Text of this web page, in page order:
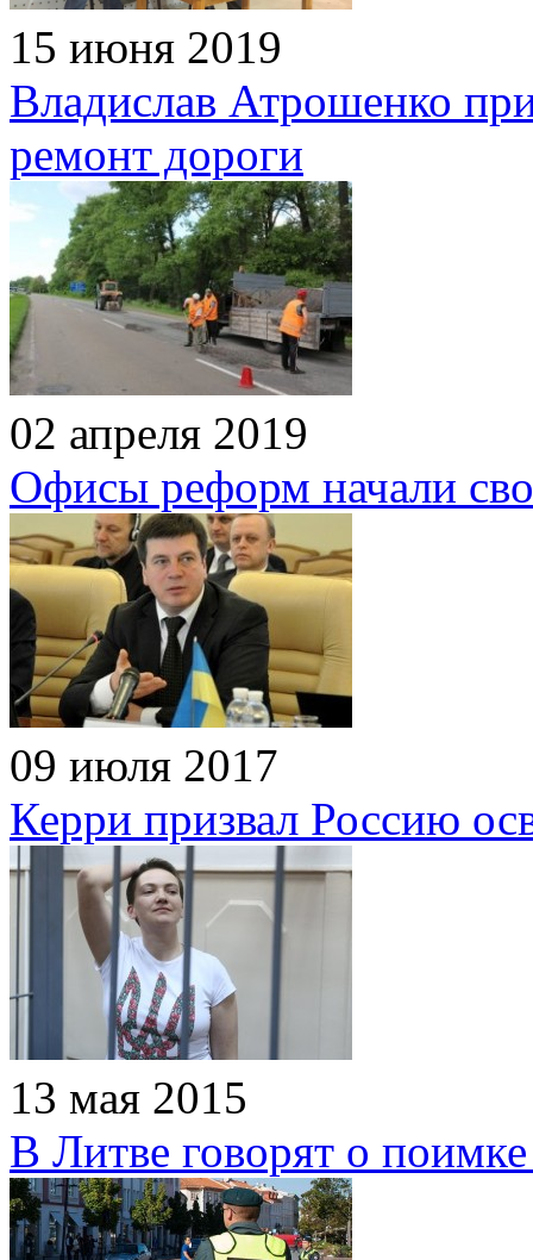
15 июня 2019
Владислав Атрошенко
ремонт дороги
02 апреля 2019
Офисы реформ начали
09 июля 2017
Керри призвал Россию
13 мая 2015
В Литве говорят о